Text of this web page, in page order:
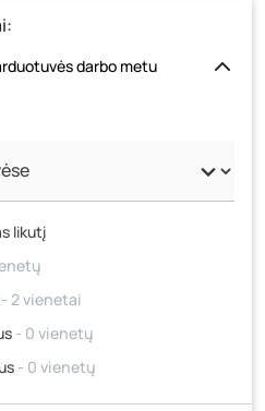
darbo metu
likutį
- 2 vienetai
- 0 vienetų
- 0 vienetų
- 6 vienetai